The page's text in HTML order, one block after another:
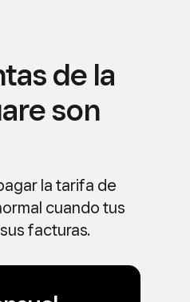
de la
son
la tarifa de
cuando tus
facturas.